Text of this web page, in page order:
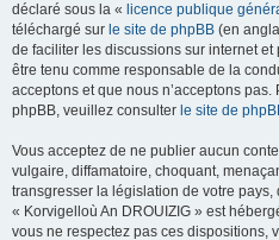
déclaré sous la « licence publique
téléchargé sur le site de phpBB (en
de faciliter les discussions sur internet
être tenu comme responsable de la
acceptons et que nous n’acceptons
phpBB, veuillez consulter le site de
Vous acceptez de ne publier aucun
vulgaire, diffamatoire, choquant,
transgresser la législation de votre
« Korvigelloù An DROUIZIG » est
vous ne respectez pas ces dispositions,